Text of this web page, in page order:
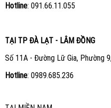
Hotline: 091.66.11.055
TẠI TP ĐÀ LẠT - LÂM ĐỒNG
Số 11A - Đường Lữ Gia, Phường
Hotline: 0989.685.236